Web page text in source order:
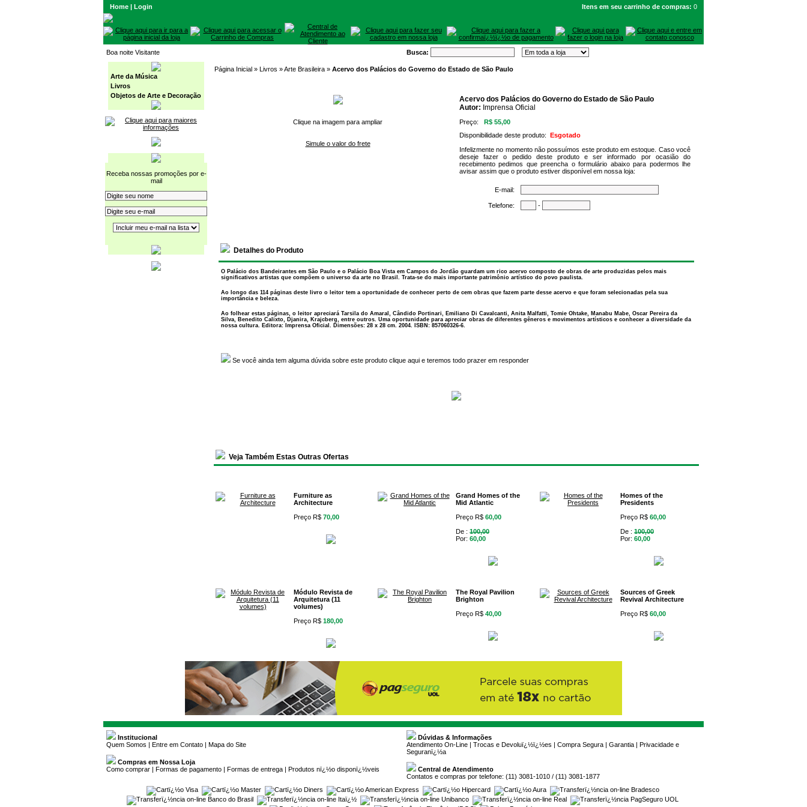
Home | Login Itens em seu carrinho de compras: 0
Boa noite Visitante Busca:
Arte da Música
Livros
Objetos de Arte e Decoração
Receba nossas promoções por e-
mail
Página Inicial » Livros »Arte Brasileira » Acervo dos Palácios do Governo do Estado de São Paulo
Clique na imagem para ampliar
Simule o valor do frete
Acervo dos Palácios do Governo do Estado de São Paulo
Autor: Imprensa Oficial
Preço:
R$ 55,00
Disponibilidade deste produto:
Esgotado
Infelizmente no momento não possuímos este produto em estoque. Caso você
deseje fazer o pedido deste produto e ser informado por ocasião do
recebimento pedimos que preencha o formulário abaixo para podermos lhe
avisar assim que o produto estiver disponível em nossa loja:
E-mail:
Telefone: -
Detalhes do Produto
O Palácio dos Bandeirantes em São Paulo e o Palácio Boa Vista em Campos do Jordão guardam um rico acervo composto de obras de arte produzidas pelos mais
significativos artistas que compõem o universo da arte no Brasil. Trata-se do mais importante patrimônio artístico do povo paulista.
Ao longo das 114 páginas deste livro o leitor tem a oportunidade de conhecer perto de cem obras que fazem parte desse acervo e que foram selecionadas pela sua
importância e beleza.
Ao folhear estas páginas, o leitor apreciará Tarsila do Amaral, Cândido Portinari, Emiliano Di Cavalcanti, Anita Malfatti, Tomie Ohtake, Manabu Mabe, Oscar Pereira da
Silva, Benedito Calixto, Djanira, Krajcberg, entre outros. Uma oportunidade para apreciar obras de diferentes gêneros e movimentos artísticos e conhecer a diversidade da
nossa cultura. Editora: Imprensa Oficial. Dimensões: 28 x 28 cm. 2004. ISBN: 857060326-6.
Se você ainda tem alguma dúvida sobre este produto clique aqui e teremos todo prazer em responder
Veja Também Estas Outras Ofertas
Furniture as
Architecture
Preço R$ 70,00
Grand Homes of the
Mid Atlantic
Preço R$ 60,00
De : 100,00
Por: 60,00
Homes of the
Presidents
Preço R$ 60,00
De : 100,00
Por: 60,00
Módulo Revista de
Arquitetura (11
volumes)
Preço R$ 180,00
The Royal Pavilion
Brighton
Preço R$ 40,00
Sources of Greek
Revival Architecture
Preço R$ 60,00
Institucional
Quem Somos
Entre em Contato Mapa do Site
Compras em Nossa Loja
Como comprar | Formas de pagamento | Formas de entrega | Produtos nï¿½o disponï¿½veis
Dúvidas & Informações
Atendimento On-Line
Trocas e Devoluï¿½ï¿½es Compra Segura Garantia
Privacidade e
Seguranï¿½a
Central de Atendimento
Contatos e compras por telefone: (11) 3081-1010 / (11) 3081-1877